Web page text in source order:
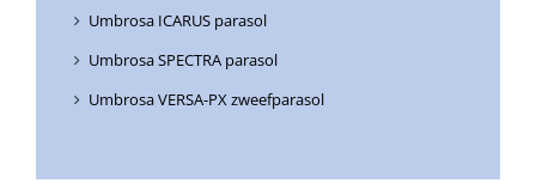
Umbrosa ICARUS parasol
Umbrosa SPECTRA parasol
Umbrosa VERSA-PX zweefparasol